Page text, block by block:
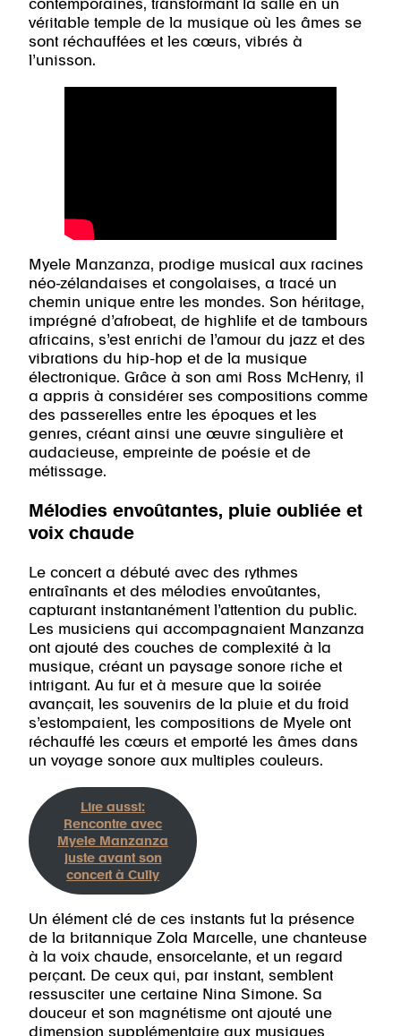
contemporaines, transformant la salle en un
véritable temple de la musique où les âmes se
sont réchauffées et les cœurs, vibrés à
l’unisson.
Myele Manzanza, prodige musical aux racines
néo-zélandaises et congolaises, a tracé un
chemin unique entre les mondes. Son héritage,
imprégné d’afrobeat, de highlife et de tambours
africains, s’est enrichi de l’amour du jazz et des
vibrations du hip-hop et de la musique
électronique. Grâce à son ami Ross McHenry, il
a appris à considérer ses compositions comme
des passerelles entre les époques et les
genres, créant ainsi une œuvre singulière et
audacieuse, empreinte de poésie et de
métissage.
Mélodies envoûtantes, pluie oubliée et
voix chaude
Le concert a débuté avec des rythmes
entraînants et des mélodies envoûtantes,
capturant instantanément l’attention du public.
Les musiciens qui accompagnaient Manzanza
ont ajouté des couches de complexité à la
musique, créant un paysage sonore riche et
intrigant. Au fur et à mesure que la soirée
avançait, les souvenirs de la pluie et du froid
s’estompaient, les compositions de Myele ont
réchauffé les cœurs et emporté les âmes dans
un voyage sonore aux multiples couleurs.
Lire aussi:
Rencontre avec
Myele Manzanza
juste avant son
concert à Cully
Un élément clé de ces instants fut la présence
de la britannique Zola Marcelle, une chanteuse
à la voix chaude, ensorcelante, et un regard
perçant. De ceux qui, par instant, semblent
ressusciter une certaine Nina Simone. Sa
douceur et son magnétisme ont ajouté une
dimension supplémentaire aux musiques